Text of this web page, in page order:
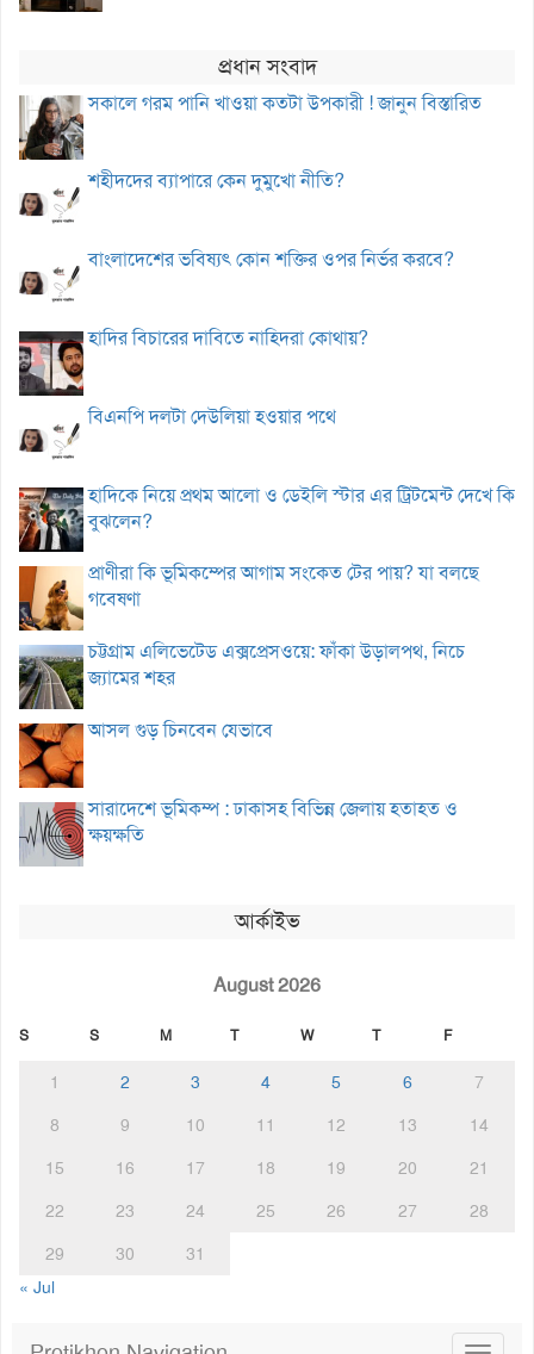
প্রধান সংবাদ
সকালে গরম পানি খাওয়া কতটা উপকারী ! জানুন বিস্তারিত
শহীদদের ব্যাপারে কেন দুমুখো নীতি?
বাংলাদেশের ভবিষ্যৎ কোন শক্তির ওপর নির্ভর করবে?
হাদির বিচারের দাবিতে নাহিদরা কোথায়?
বিএনপি দলটা দেউলিয়া হওয়ার পথে
হাদিকে নিয়ে প্রথম আলো ও ডেইলি স্টার এর ট্রিটমেন্ট দেখে কি
বুঝলেন?
প্রাণীরা কি ভূমিকম্পের আগাম সংকেত টের পায়? যা বলছে
গবেষণা
চট্টগ্রাম এলিভেটেড এক্সপ্রেসওয়ে: ফাঁকা উড়ালপথ, নিচে
জ্যামের শহর
আসল গুড় চিনবেন যেভাবে
সারাদেশে ভূমিকম্প : ঢাকাসহ বিভিন্ন জেলায় হতাহত ও
ক্ষয়ক্ষতি
আর্কাইভ
August 2026
S S M T W T F
1 2 3 4 5 6
7
8
9 10 11 12 13
14
15
16 17 18 19 20
21
22
23 24 25 26 27
28
29
30
31
« Jul